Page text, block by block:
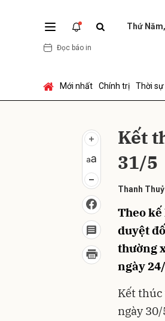
Thứ Năm,
Đọc báo in
Mới nhất Chính trị Thời sự
Kết
31/5
Thanh Thuỷ
Theo kế
duyệt
thường
ngày
Kết thúc
ngày